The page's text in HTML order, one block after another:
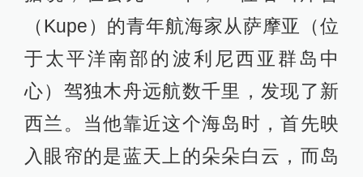
欧洲人抵达后，他们才将自己称为毛
利人，并将欧洲白人称为“帕克哈
（pakeha)”，此词现在泛指新西兰白
人。从相貌上看，毛利人像亚洲人；
而从体格上看，他们却像欧美人。甚